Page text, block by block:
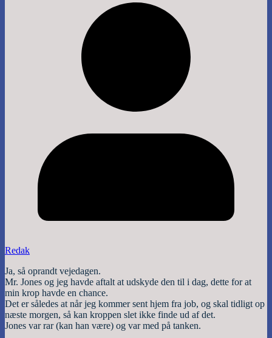
Redak
Ja, så oprandt vejedagen.
Mr. Jones og jeg havde aftalt at udskyde den til i dag, dette for at
min krop havde en chance.
Det er således at når jeg kommer sent hjem fra job, og skal tidligt op
næste morgen, så kan kroppen slet ikke finde ud af det.
Jones var rar (kan han være) og var med på tanken.